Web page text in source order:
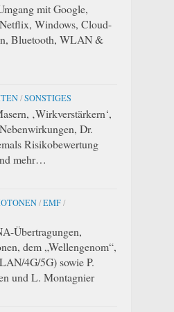
mit Google,
Windows, Cloud-
Bluetooth, WLAN &
/SONSTIGES
‚Wirkverstärkern‘,
Dr.
Risikobewertung
mehr…
/EMF/
Übertragungen,
dem „Wellengenom“,
4G/5G) sowie P.
und L. Montagnier